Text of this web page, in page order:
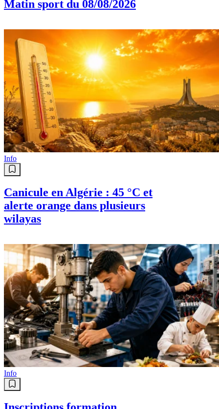
Matin sport du 08/08/2026
Info
Canicule en Algérie : 45 °C et
alerte orange dans plusieurs
wilayas
Info